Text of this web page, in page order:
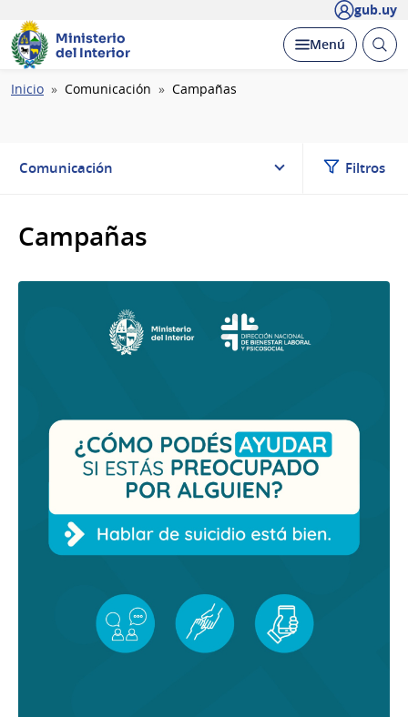
gub.uy
Ministerio
del Interior
Desplegar
Menú Abrir
Ruta
Inicio Comunicación Campañas
Comunicación Filtros
Campañas